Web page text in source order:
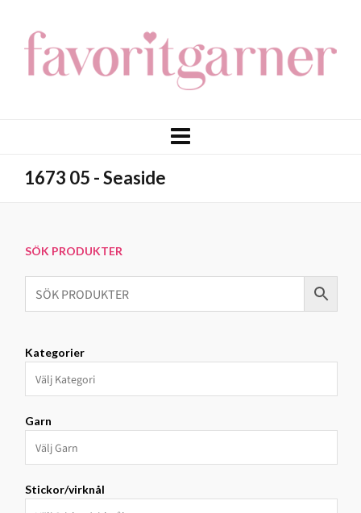
1673 05 - Seaside
SÖK PRODUKTER
Kategorier
Garn
Stickor/virknål